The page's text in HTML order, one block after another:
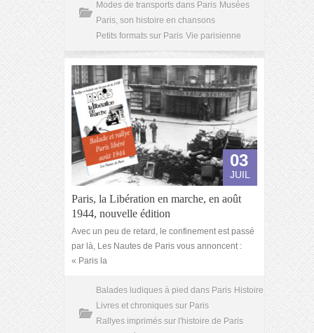
Modes de transports dans Paris Musées
Paris, son histoire en chansons
Petits formats sur Paris Vie parisienne
03
JUIL
Paris, la Libération en marche, en août
1944, nouvelle édition
Avec un peu de retard, le confinement est passé
par là, Les Nautes de Paris vous annoncent :
« Paris la
Balades ludiques à pied dans Paris Histoire
Livres et chroniques sur Paris
Rallyes imprimés sur l'histoire de Paris